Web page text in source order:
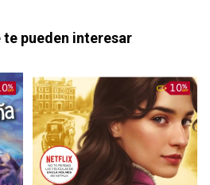
te pueden interesar